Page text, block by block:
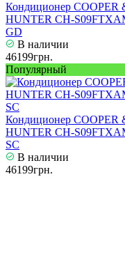
Кондиционер COOPER
HUNTER CH-
GD
В наличии
46199грн.
Популярный
Кондиционер COOPER
HUNTER CH-
SC
В наличии
46199грн.